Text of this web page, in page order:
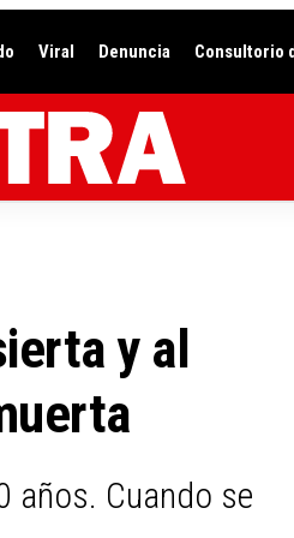
Viral Denuncia Consultorio
y al
años. Cuando se